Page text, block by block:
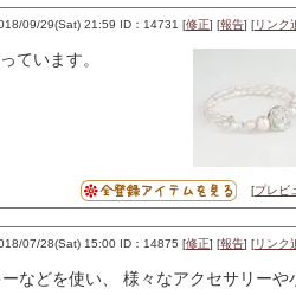
09/29(Sat) 21:59 ID：14731 [修正] [報告] [リンク
ています。
[プレビ
07/28(Sat) 15:00 ID：14875 [修正] [報告] [リンク
などを使い、 様々なアクセサリーや